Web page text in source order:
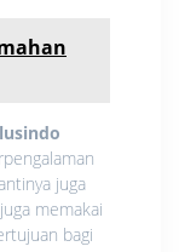
juga
memakai
bagi